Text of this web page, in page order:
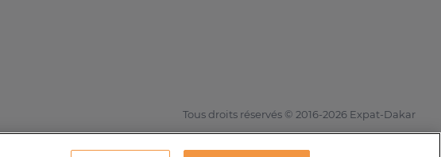
Tous droits réservés © 2016-2026 Expat-Dakar